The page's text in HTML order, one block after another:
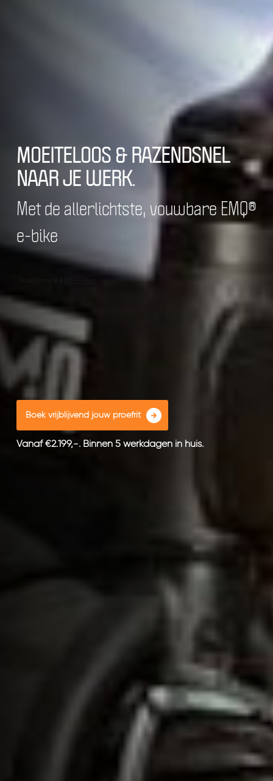
MOEITELOOS & RAZENDSNEL
NAAR JE WERK.
Met de allerlichtste, vouwbare EMQ®
e-bike
Boek vrijblijvend jouw proefrit
Vanaf €2.199,-. Binnen 5 werkdagen in huis.